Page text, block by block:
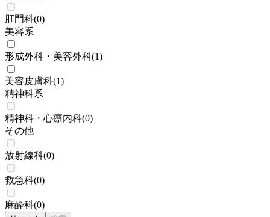
肛門科(0)
美容系
形成外科・美容外科(1)
美容皮膚科(1)
精神科系
精神科・心療内科(0)
その他
放射線科(0)
救急科(0)
麻酔科(0)